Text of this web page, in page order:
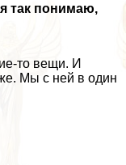
так понимаю,
то вещи. И
Мы с ней в один